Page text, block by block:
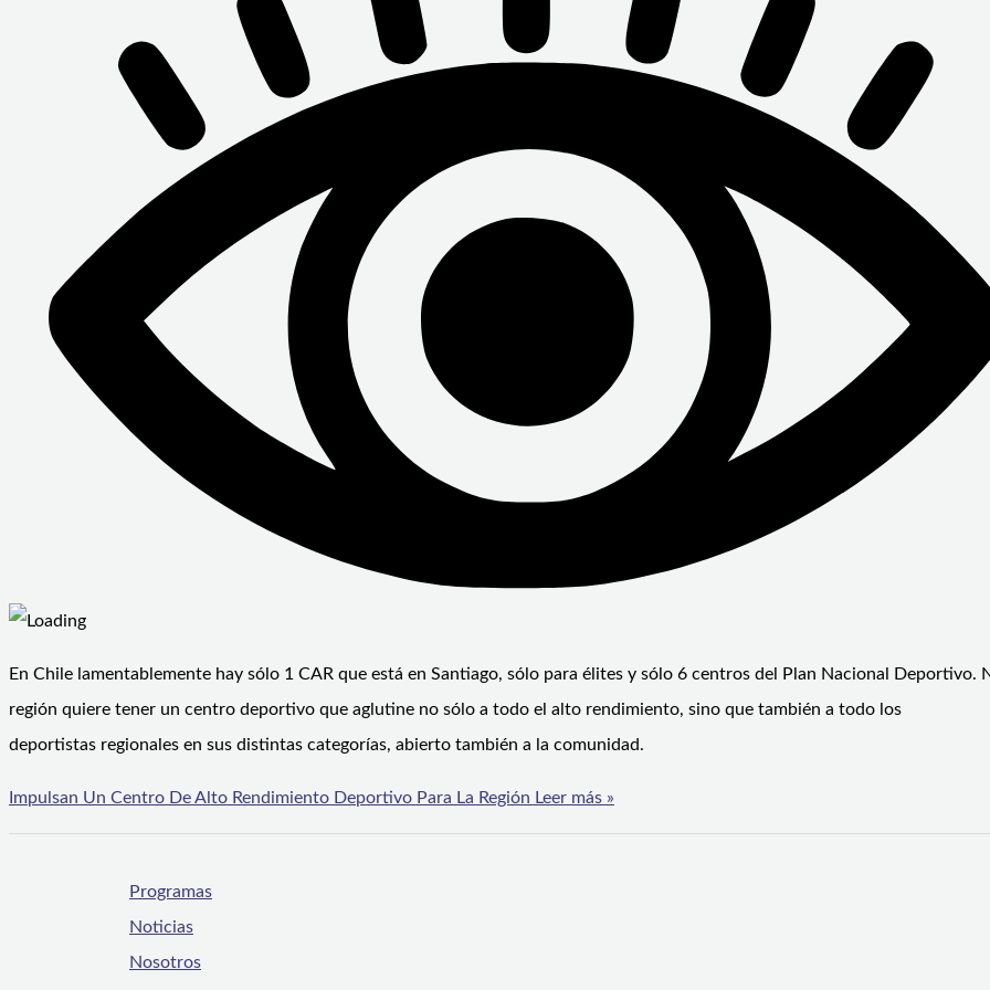
En Chile lamentablemente hay sólo 1 CAR que está en Santiago, sólo para élites y sólo 6 centros del Plan Nacional Deportivo.
región quiere tener un centro deportivo que aglutine no sólo a todo el alto rendimiento, sino que también a todo los
deportistas regionales en sus distintas categorías, abierto también a la comunidad.
Impulsan Un Centro De Alto Rendimiento Deportivo Para La Región Leer más »
Programas
Noticias
Nosotros